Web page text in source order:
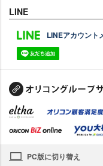
LINE
LINEアカウント
PC版に切り替え